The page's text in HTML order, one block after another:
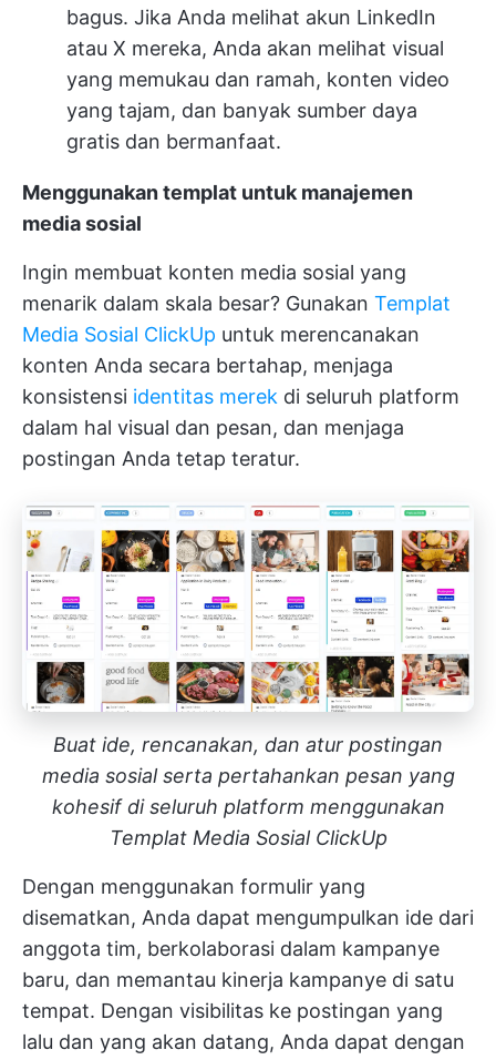
bagus. Jika Anda melihat akun LinkedIn
atau X mereka, Anda akan melihat visual
yang memukau dan ramah, konten video
yang tajam, dan banyak sumber daya
gratis dan bermanfaat.
Menggunakan templat untuk manajemen
media sosial
Ingin membuat konten media sosial yang
menarik dalam skala besar? Gunakan Templat
Media Sosial ClickUp untuk merencanakan
konten Anda secara bertahap, menjaga
konsistensi identitas merek di seluruh platform
dalam hal visual dan pesan, dan menjaga
postingan Anda tetap teratur.
Buat ide, rencanakan, dan atur postingan
media sosial serta pertahankan pesan yang
kohesif di seluruh platform menggunakan
Templat Media Sosial ClickUp
Dengan menggunakan formulir yang
disematkan, Anda dapat mengumpulkan ide dari
anggota tim, berkolaborasi dalam kampanye
baru, dan memantau kinerja kampanye di satu
tempat. Dengan visibilitas ke postingan yang
lalu dan yang akan datang, Anda dapat dengan